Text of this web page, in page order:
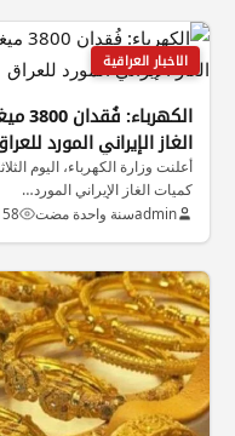
الاخبار العراقية
الغاز الإيراني المورد
كميات الغاز الإيراني المورد…
adminسنة واحدة مضت